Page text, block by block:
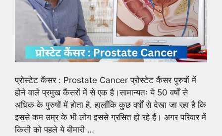
प्रोस्टेट कैंसर : Prostate Cancer प्रोस्टेट कैंसर पुरुषों में
होने वाले प्रमुख कैंसरों में से एक है।सामान्यतः ये 50 वर्षों से
अधिक के पुरुषों में होता है. हालाँकि कुछ वर्षों से देखा जा रहा है कि
इससे कम उम्र के भी लोग इससे ग्रसित हो रहे हैं। अगर परिवार में
किसी को पहले ये बीमारी …